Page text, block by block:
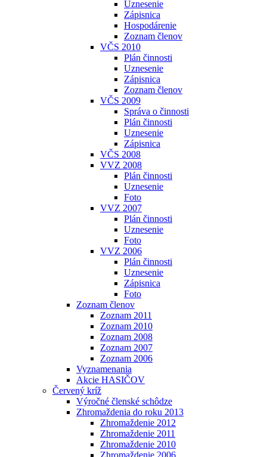
Uznesenie
Zápisnica
Hospodárenie
Zoznam členov
VČS 2010
Plán činnosti
Uznesenie
Zápisnica
Zoznam členov
VČS 2009
Správa o činnosti
Plán činnosti
Uznesenie
Zápisnica
VČS 2008
VVZ 2008
Plán činnosti
Uznesenie
Foto
VVZ 2007
Plán činnosti
Uznesenie
Foto
VVZ 2006
Plán činnosti
Uznesenie
Zápisnica
Foto
Zoznam členov
Zoznam 2011
Zoznam 2010
Zoznam 2008
Zoznam 2007
Zoznam 2006
Vyznamenania
Akcie HASIČOV
Červený kríž
Výročné členské schôdze
Zhromaždenia do roku 2013
Zhromaždenie 2012
Zhromaždenie 2011
Zhromaždenie 2010
Zhromaždenie 2006